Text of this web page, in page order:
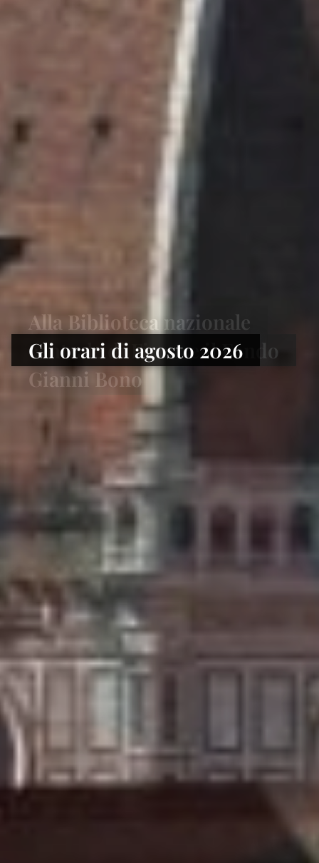
Alla Biblioteca nazionale
centrale di Firenze il Fondo
Gianni Bono